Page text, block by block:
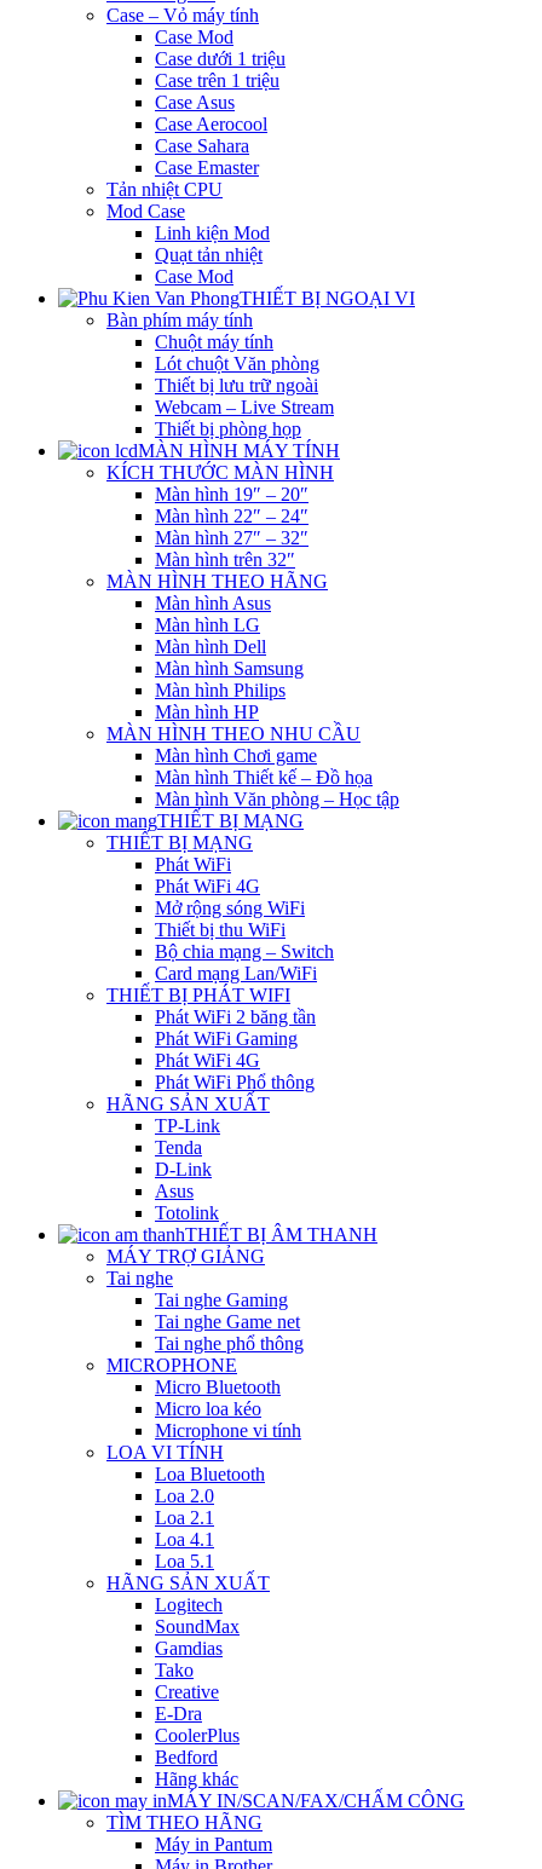
Case – Vỏ máy tính
Case Mod
Case dưới 1 triệu
Case trên 1 triệu
Case Asus
Case Aerocool
Case Sahara
Case Emaster
Tản nhiệt CPU
Mod Case
Linh kiện Mod
Quạt tản nhiệt
Case Mod
THIẾT BỊ NGOẠI VI
Bàn phím máy tính
Chuột máy tính
Lót chuột Văn phòng
Thiết bị lưu trữ ngoài
Webcam – Live Stream
Thiết bị phòng họp
MÀN HÌNH MÁY TÍNH
KÍCH THƯỚC MÀN HÌNH
Màn hình 19″ – 20″
Màn hình 22″ – 24″
Màn hình 27″ – 32″
Màn hình trên 32″
MÀN HÌNH THEO HÃNG
Màn hình Asus
Màn hình LG
Màn hình Dell
Màn hình Samsung
Màn hình Philips
Màn hình HP
MÀN HÌNH THEO NHU CẦU
Màn hình Chơi game
Màn hình Thiết kế – Đồ họa
Màn hình Văn phòng – Học tập
THIẾT BỊ MẠNG
THIẾT BỊ MẠNG
Phát WiFi
Phát WiFi 4G
Mở rộng sóng WiFi
Thiết bị thu WiFi
Bộ chia mạng – Switch
Card mạng Lan/WiFi
THIẾT BỊ PHÁT WIFI
Phát WiFi 2 băng tần
Phát WiFi Gaming
Phát WiFi 4G
Phát WiFi Phổ thông
HÃNG SẢN XUẤT
TP-Link
Tenda
D-Link
Asus
Totolink
THIẾT BỊ ÂM THANH
MÁY TRỢ GIẢNG
Tai nghe
Tai nghe Gaming
Tai nghe Game net
Tai nghe phổ thông
MICROPHONE
Micro Bluetooth
Micro loa kéo
Microphone vi tính
LOA VI TÍNH
Loa Bluetooth
Loa 2.0
Loa 2.1
Loa 4.1
Loa 5.1
HÃNG SẢN XUẤT
Logitech
SoundMax
Gamdias
Tako
Creative
E-Dra
CoolerPlus
Bedford
Hãng khác
MÁY IN/SCAN/FAX/CHẤM CÔNG
TÌM THEO HÃNG
Máy in Pantum